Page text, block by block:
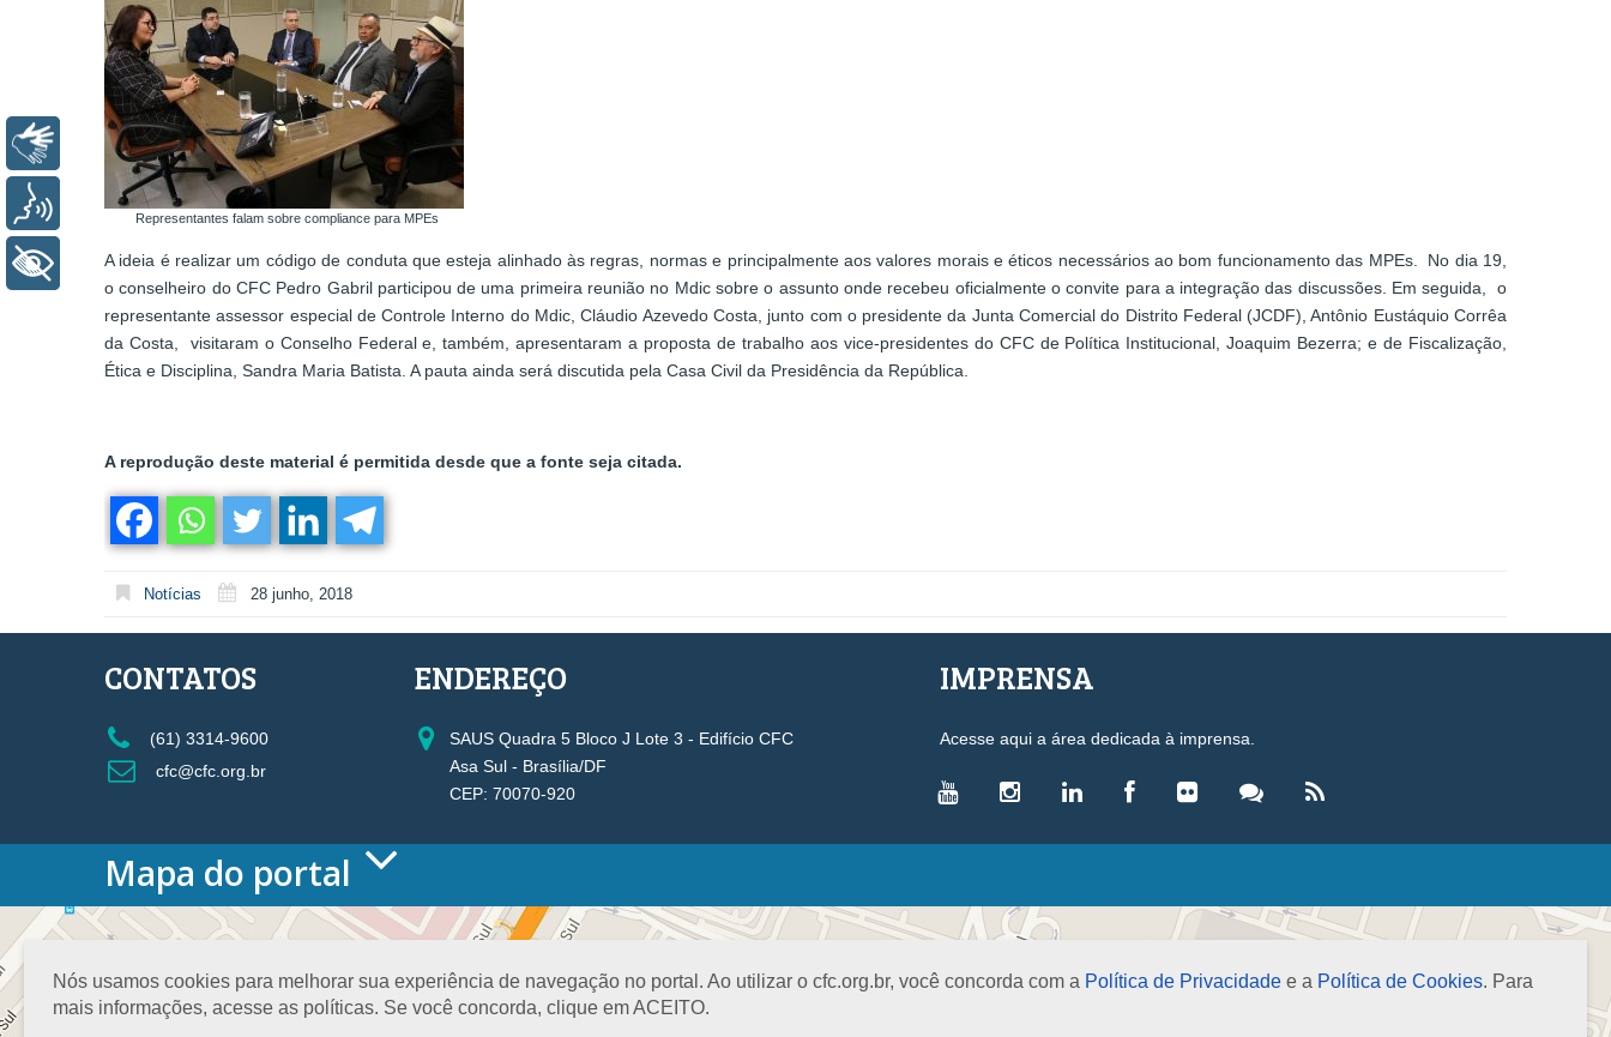
Representantes falam sobre compliance para MPEs
A ideia é realizar um código de conduta que esteja alinhado às regras, normas e principalmente aos valores morais e éticos necessários ao bom funcionamento das MPEs. No dia 19,
o conselheiro do CFC Pedro Gabril participou de uma primeira reunião no Mdic sobre o assunto onde recebeu oficialmente o convite para a integração das discussões. Em seguida, o
representante assessor especial de Controle Interno do Mdic, Cláudio Azevedo Costa, junto com o presidente da Junta Comercial do Distrito Federal (JCDF), Antônio Eustáquio Corrêa
da Costa, visitaram o Conselho Federal e, também, apresentaram a proposta de trabalho aos vice-presidentes do CFC de Política Institucional, Joaquim Bezerra; e de Fiscalização,
Ética e Disciplina, Sandra Maria Batista. A pauta ainda será discutida pela Casa Civil da Presidência da República.
A reprodução deste material é permitida desde que a fonte seja citada.
Notícias 28 junho, 2018
Nós usamos cookies para melhorar sua experiência de navegação no portal. Ao utilizar o cfc.org.br, você concorda com a Política de Privacidade e a Política de Cookies. Para
mais informações, acesse as políticas. Se você concorda, clique em ACEITO.
CONTATOS
(61) 3314-9600
cfc@cfc.org.br
ENDEREÇO
SAUS Quadra 5 Bloco J Lote 3 - Edifício CFC
Asa Sul - Brasília/DF
CEP: 70070-920
IMPRENSA
Acesse aqui a área dedicada à imprensa.
Mapa do portal
HOME
O CONSELHO
Conselho Diretor
Nossa Sede
Planejamento
VICE-PRESIDÊNCIAS
Administrativa
Controle Interno
Desenvolvimento Profissional
LEGISLAÇÃO
Leis
Decretos-Lei
Libras
+ Acessibilidade